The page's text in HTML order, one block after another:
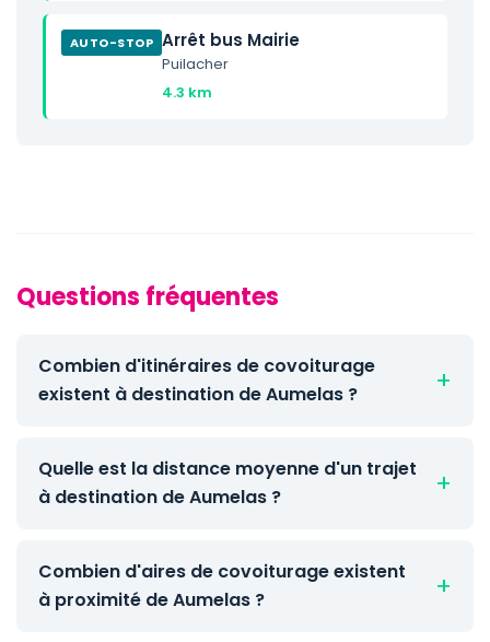
AUTO-STOP Arrêt bus Mairie
Puilacher
4.3 km
Questions fréquentes
Combien d'itinéraires de covoiturage
existent à destination de Aumelas ?
Quelle est la distance moyenne d'un trajet
à destination de Aumelas ?
Combien d'aires de covoiturage existent
à proximité de Aumelas ?